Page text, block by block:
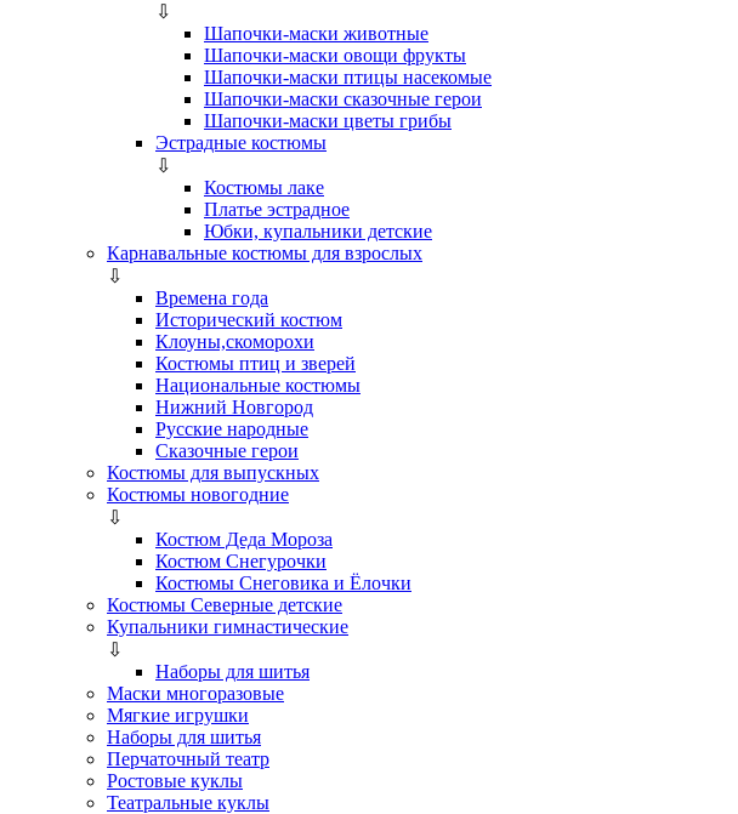
⇩
Шапочки-маски животные
Шапочки-маски овощи фрукты
Шапочки-маски птицы насекомые
Шапочки-маски сказочные герои
Шапочки-маски цветы грибы
Эстрадные костюмы
⇩
Костюмы лаке
Платье эстрадное
Юбки, купальники детские
Карнавальные костюмы для взрослых
⇩
Времена года
Исторический костюм
Клоуны,скоморохи
Костюмы птиц и зверей
Национальные костюмы
Нижний Новгород
Русские народные
Сказочные герои
Костюмы для выпускных
Костюмы новогодние
⇩
Костюм Деда Мороза
Костюм Снегурочки
Костюмы Снеговика и Ёлочки
Костюмы Северные детские
Купальники гимнастические
⇩
Наборы для шитья
Маски многоразовые
Мягкие игрушки
Наборы для шитья
Перчаточный театр
Ростовые куклы
Театральные куклы